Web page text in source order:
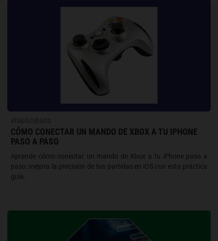
CÓMO CONECTAR UN MANDO DE XBOX A TU IPHONE
PASO A PASO
Aprende cómo conectar un mando de Xbox a tu iPhone paso a
paso: mejora la precisión de tus partidas en iOS con esta práctica
guía.